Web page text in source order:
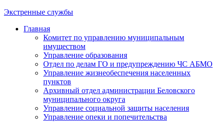
Экстренные службы
Главная
Комитет по управлению муниципальным
имуществом
Управление образования
Отдел по делам ГО и предупреждению ЧС АБМО
Управление жизнеобеспечения населенных
пунктов
Архивный отдел администрации Беловского
муниципального округа
Управление социальной защиты населения
Управление опеки и попечительства